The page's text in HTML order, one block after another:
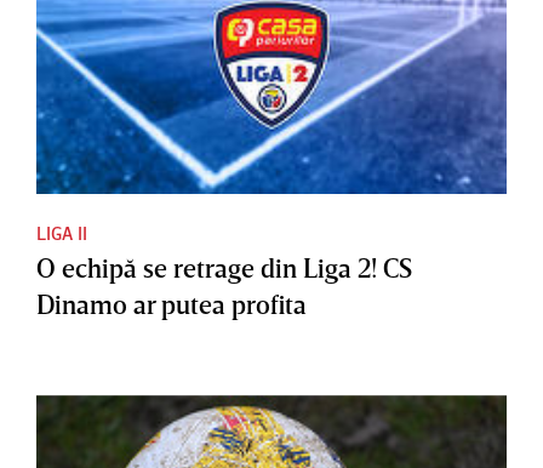
LIGA II
O echipă se retrage din Liga 2! CS
Dinamo ar putea profita